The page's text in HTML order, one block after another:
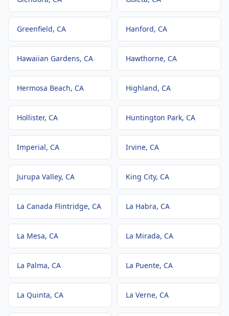
Greenfield, CA Hanford, CA
Hawaiian Gardens, CA Hawthorne, CA
Hermosa Beach, CA Highland, CA
Hollister, CA Huntington Park, CA
Imperial, CA Irvine, CA
Jurupa Valley, CA King City, CA
La Canada Flintridge, CA La Habra, CA
La Mesa, CA La Mirada, CA
La Palma, CA La Puente, CA
La Quinta, CA La Verne, CA